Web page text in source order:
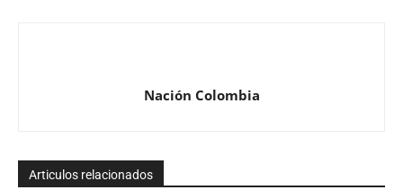
Nación Colombia
Articulos relacionados